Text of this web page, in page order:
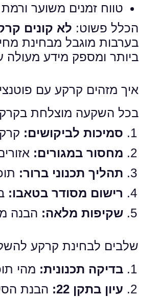
טווח זמנים משוער ורמת
הכלל פשוט: לא קונים
בערבות מוגבל מבחינת
ביותר ומספק מידע
איך מזהים קרקע עם
בכל השקעה מוצלחת
סמיכות לביקושים:
מחסור במגורים:
תהליך תכנוני ברור:
רישום מסודר בטאבו:
שקיפות מלאה: הבנה
שלבים לבחינת קרקע
בדיקה תכנונית: מהי
עיון בתקן 22:
הבנת